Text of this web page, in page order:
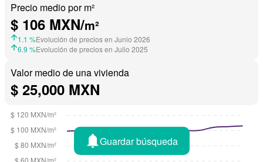
Precio medio por m²
$ 106 MXN/m²
1.1 %Evolución de precios en Junio 2026
6.9 %Evolución de precios en Julio 2025
Valor medio de una vivienda
$ 25,000 MXN
Guardar búsqueda